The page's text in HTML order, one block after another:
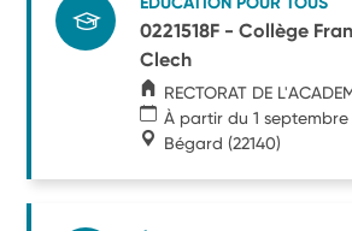
0221518F - Collège
Clech
RECTORAT DE
À partir du 1 septembre
Bégard (22140)